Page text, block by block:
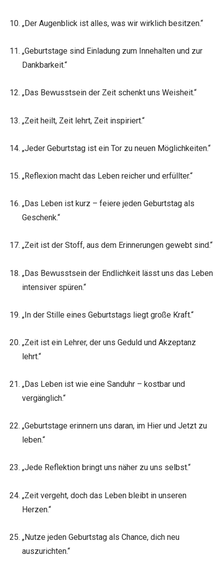
„Der Augenblick ist alles, was wir wirklich besitzen.“
„Geburtstage sind Einladung zum Innehalten und zur
Dankbarkeit.“
„Das Bewusstsein der Zeit schenkt uns Weisheit.“
„Zeit heilt, Zeit lehrt, Zeit inspiriert.“
„Jeder Geburtstag ist ein Tor zu neuen Möglichkeiten.“
„Reflexion macht das Leben reicher und erfüllter.“
„Das Leben ist kurz – feiere jeden Geburtstag als
Geschenk.“
„Zeit ist der Stoff, aus dem Erinnerungen gewebt sind.“
„Das Bewusstsein der Endlichkeit lässt uns das Leben
intensiver spüren.“
„In der Stille eines Geburtstags liegt große Kraft.“
„Zeit ist ein Lehrer, der uns Geduld und Akzeptanz
lehrt.“
„Das Leben ist wie eine Sanduhr – kostbar und
vergänglich.“
„Geburtstage erinnern uns daran, im Hier und Jetzt zu
leben.“
„Jede Reflektion bringt uns näher zu uns selbst.“
„Zeit vergeht, doch das Leben bleibt in unseren
Herzen.“
„Nutze jeden Geburtstag als Chance, dich neu
auszurichten.“